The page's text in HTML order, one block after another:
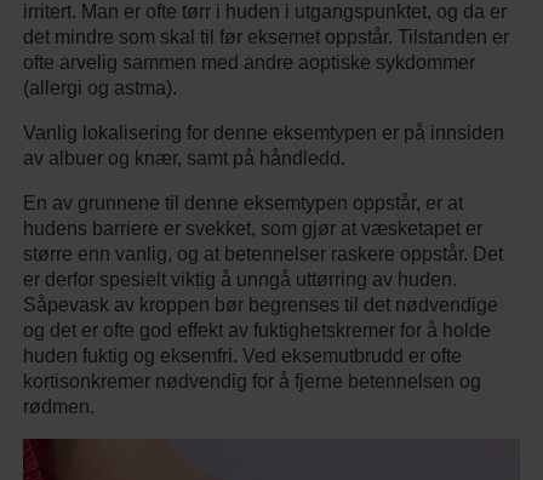
irritert. Man er ofte tørr i huden i utgangspunktet, og da er
det mindre som skal til før eksemet oppstår. Tilstanden er
ofte arvelig sammen med andre aoptiske sykdommer
(allergi og astma).
Vanlig lokalisering for denne eksemtypen er på innsiden
av albuer og knær, samt på håndledd.
En av grunnene til denne eksemtypen oppstår, er at
hudens barriere er svekket, som gjør at væsketapet er
større enn vanlig, og at betennelser raskere oppstår. Det
er derfor spesielt viktig å unngå uttørring av huden.
Såpevask av kroppen bør begrenses til det nødvendige
og det er ofte god effekt av fuktighetskremer for å holde
huden fuktig og eksemfri. Ved eksemutbrudd er ofte
kortisonkremer nødvendig for å fjerne betennelsen og
rødmen.